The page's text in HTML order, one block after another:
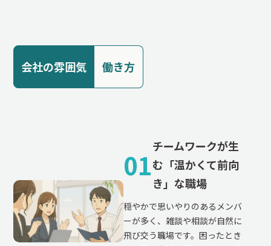
会社の雰囲気 働き方
01
チームワークが生
む「温かくて前向
き」な職場
穏やかで思いやりのあるメンバ
ーが多く、雑談や相談が自然に
飛び交う職場です。困ったとき